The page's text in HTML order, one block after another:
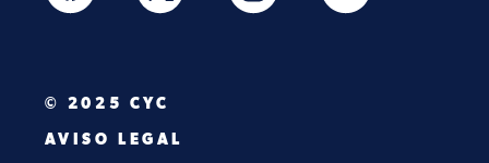
© 2025 CYC
AVISO LEGAL